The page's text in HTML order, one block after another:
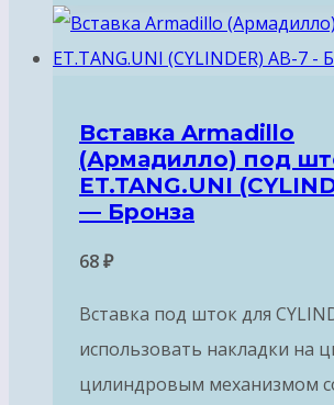
Вставка Armadillo
(Армадилло) под
ET.TANG.UNI
— Бронза
68₽
Вставка под шток для
использовать накладки на
цилиндровым механизмом